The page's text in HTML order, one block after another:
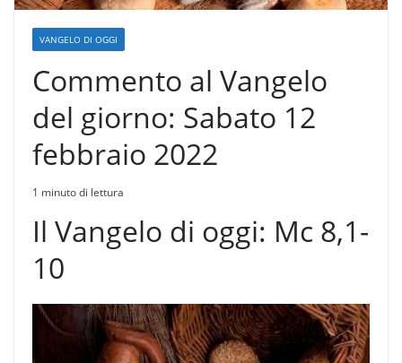
VANGELO DI OGGI
Commento al Vangelo
del giorno: Sabato 12
febbraio 2022
1 minuto di lettura
Il Vangelo di oggi: Mc 8,1-
10